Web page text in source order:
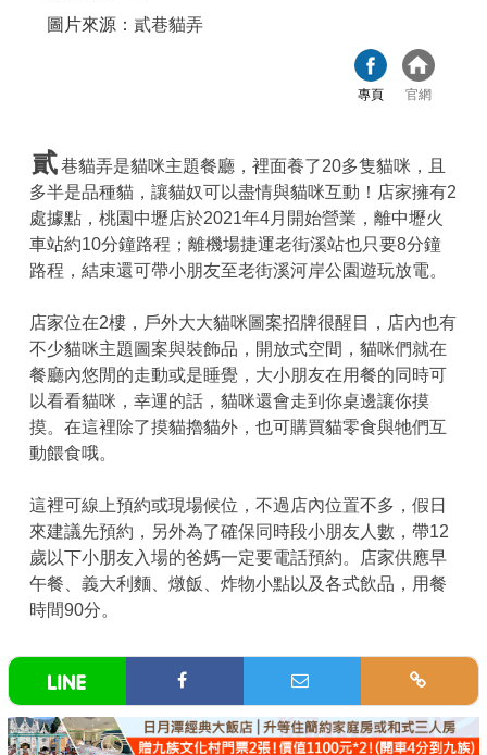
圖片來源： 貳巷貓弄
專頁 官網
貳巷貓弄是貓咪主題餐廳，裡面養了20多隻貓咪，且
多半是品種貓，讓貓奴可以盡情與貓咪互動！店家擁有2
處據點，桃園中壢店於2021年4月開始營業，離中壢火
車站約10分鐘路程；離機場捷運老街溪站也只要8分鐘
路程，結束還可帶小朋友至老街溪河岸公園遊玩放電。
店家位在2樓，戶外大大貓咪圖案招牌很醒目，店內也有
不少貓咪主題圖案與裝飾品，開放式空間，貓咪們就在
餐廳內悠閒的走動或是睡覺，大小朋友在用餐的同時可
以看看貓咪，幸運的話，貓咪還會走到你桌邊讓你摸
摸。在這裡除了摸貓擼貓外，也可購買貓零食與牠們互
動餵食哦。
這裡可線上預約或現場候位，不過店內位置不多，假日
來建議先預約，另外為了確保同時段小朋友人數，帶12
歲以下小朋友入場的爸媽一定要電話預約。店家供應早
午餐、義大利麵、燉飯、炸物小點以及各式飲品，用餐
時間90分。